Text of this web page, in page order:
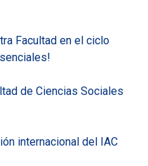
Facultad en el ciclo
de Ciencias Sociales
internacional del IAC